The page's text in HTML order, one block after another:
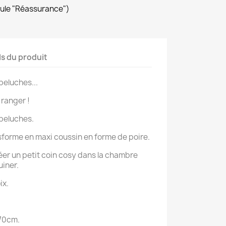
"Réassurance")
du produit
!
en maxi coussin en forme de poire.
un petit coin cosy dans la chambre